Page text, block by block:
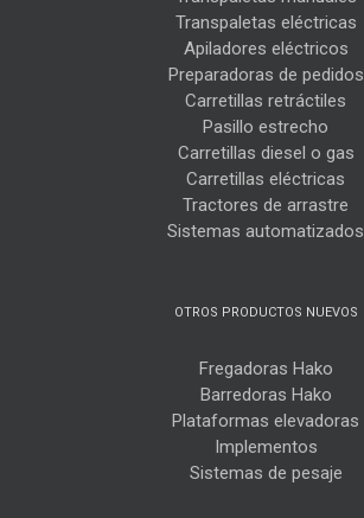
Transpaletas eléctricas
Apiladores eléctricos
Preparadoras de pedidos
Carretillas retráctiles
Pasillo estrecho
Carretillas diesel o gas
Carretillas eléctricas
Tractores de arrastre
Sistemas automatizados
OTROS PRODUCTOS NUEVOS
Fregadoras Hako
Barredoras Hako
Plataformas elevadoras
Implementos
Sistemas de pesaje